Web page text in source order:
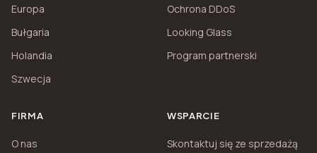
Europa
Bułgaria
Holandia
Szwecja
Ochrona DDoS
Looking Glass
Program partnerski
FIRMA
O nas
WSPARCIE
Skontaktuj się ze sprzedażą